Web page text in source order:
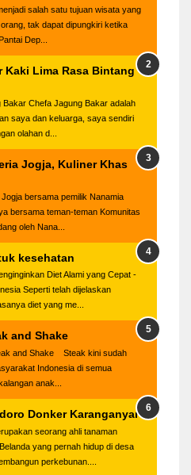
salah satu tujuan wisata yang
tak dapat dipungkiri ketika
Dep...
Kaki Lima Rasa Bintang
Bakar Chefa Jagung Bakar adalah
saya dan keluarga, saya sendiri
olahan d...
Jogja, Kuliner Khas
bersama pemilik Nanamia
bersama teman-teman Komunitas
oleh Nana...
kesehatan
Diet Alami yang Cepat -
Seperti telah dijelaskan
diet yang me...
and Shake
and Shake Steak kini sudah
Indonesia di semua
anak...
Donker Karanganyar
seorang ahli tanaman
yang pernah hidup di desa
perkebunan....